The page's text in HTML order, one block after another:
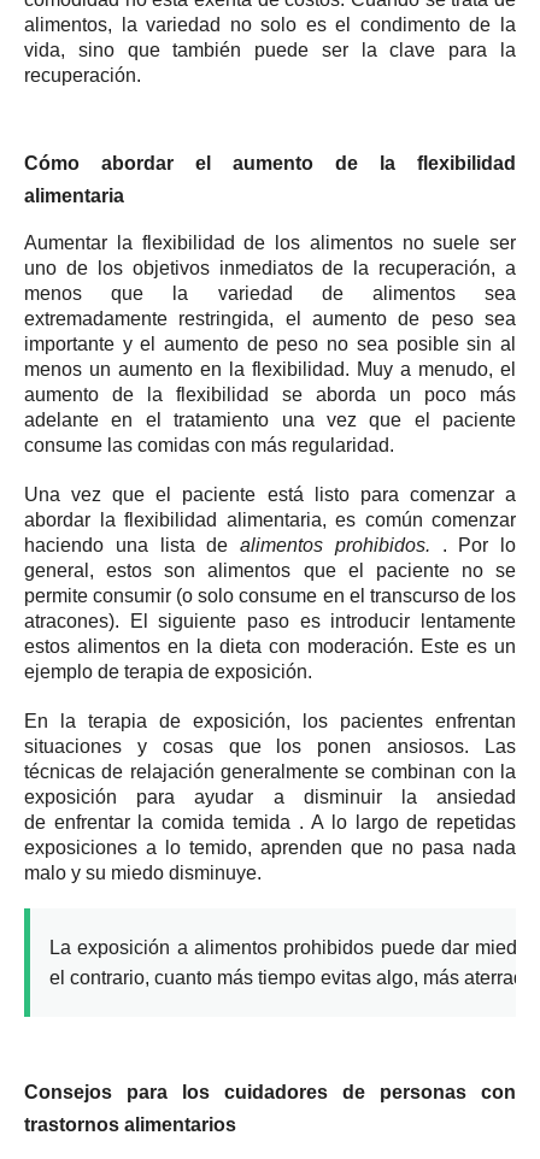
alimentos, la variedad no solo es el condimento de la
vida, sino que también puede ser la clave para la
recuperación.
Cómo abordar el aumento de la flexibilidad
alimentaria
Aumentar la flexibilidad de los alimentos no suele ser
uno de los objetivos inmediatos de la recuperación, a
menos que la variedad de alimentos sea
extremadamente restringida, el aumento de peso sea
importante y el aumento de peso no sea posible sin al
menos un aumento en la flexibilidad. Muy a menudo, el
aumento de la flexibilidad se aborda un poco más
adelante en el tratamiento una vez que el paciente
consume las comidas con más regularidad.
Una vez que el paciente está listo para comenzar a
abordar la flexibilidad alimentaria, es común comenzar
haciendo una lista de alimentos prohibidos. .
Por lo
general, estos son alimentos que el paciente no se
permite consumir (o solo consume en el transcurso de los
atracones).
El siguiente paso es introducir lentamente
estos alimentos en la dieta con moderación. Este es un
ejemplo de terapia de exposición.
En la terapia de exposición, los pacientes enfrentan
situaciones y cosas que los ponen ansiosos. Las
técnicas de relajación generalmente se combinan con la
exposición para ayudar a disminuir la ansiedad
de enfrentar la comida temida .A lo largo de repetidas
exposiciones a lo temido, aprenden que no pasa nada
malo y su miedo disminuye.
La exposición a alimentos prohibidos puede dar
el contrario, cuanto más tiempo evitas algo, más
Consejos para los cuidadores de personas con
trastornos alimentarios